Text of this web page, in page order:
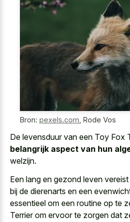
Bron: pexels.com Rode Vos
De levensduur van een Toy Fox
belangrijk aspect van hun
welzijn.
Een lang en gezond leven
bij de dierenarts en een
essentieel om een routine op te
Terrier om ervoor te zorgen dat